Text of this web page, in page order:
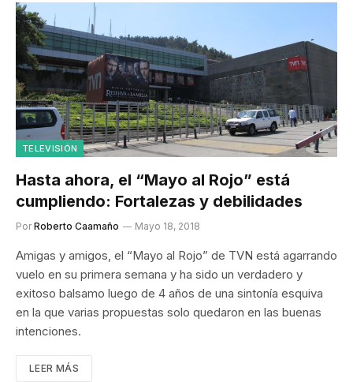
TELEVISIÓN
Hasta ahora, el “Mayo al Rojo” está
cumpliendo: Fortalezas y debilidades
Por Roberto Caamaño Mayo 18, 2018
Amigas y amigos, el “Mayo al Rojo” de TVN está agarrando
vuelo en su primera semana y ha sido un verdadero y
exitoso balsamo luego de 4 años de una sintonía esquiva
en la que varias propuestas solo quedaron en las buenas
intenciones.
LEER MÁS